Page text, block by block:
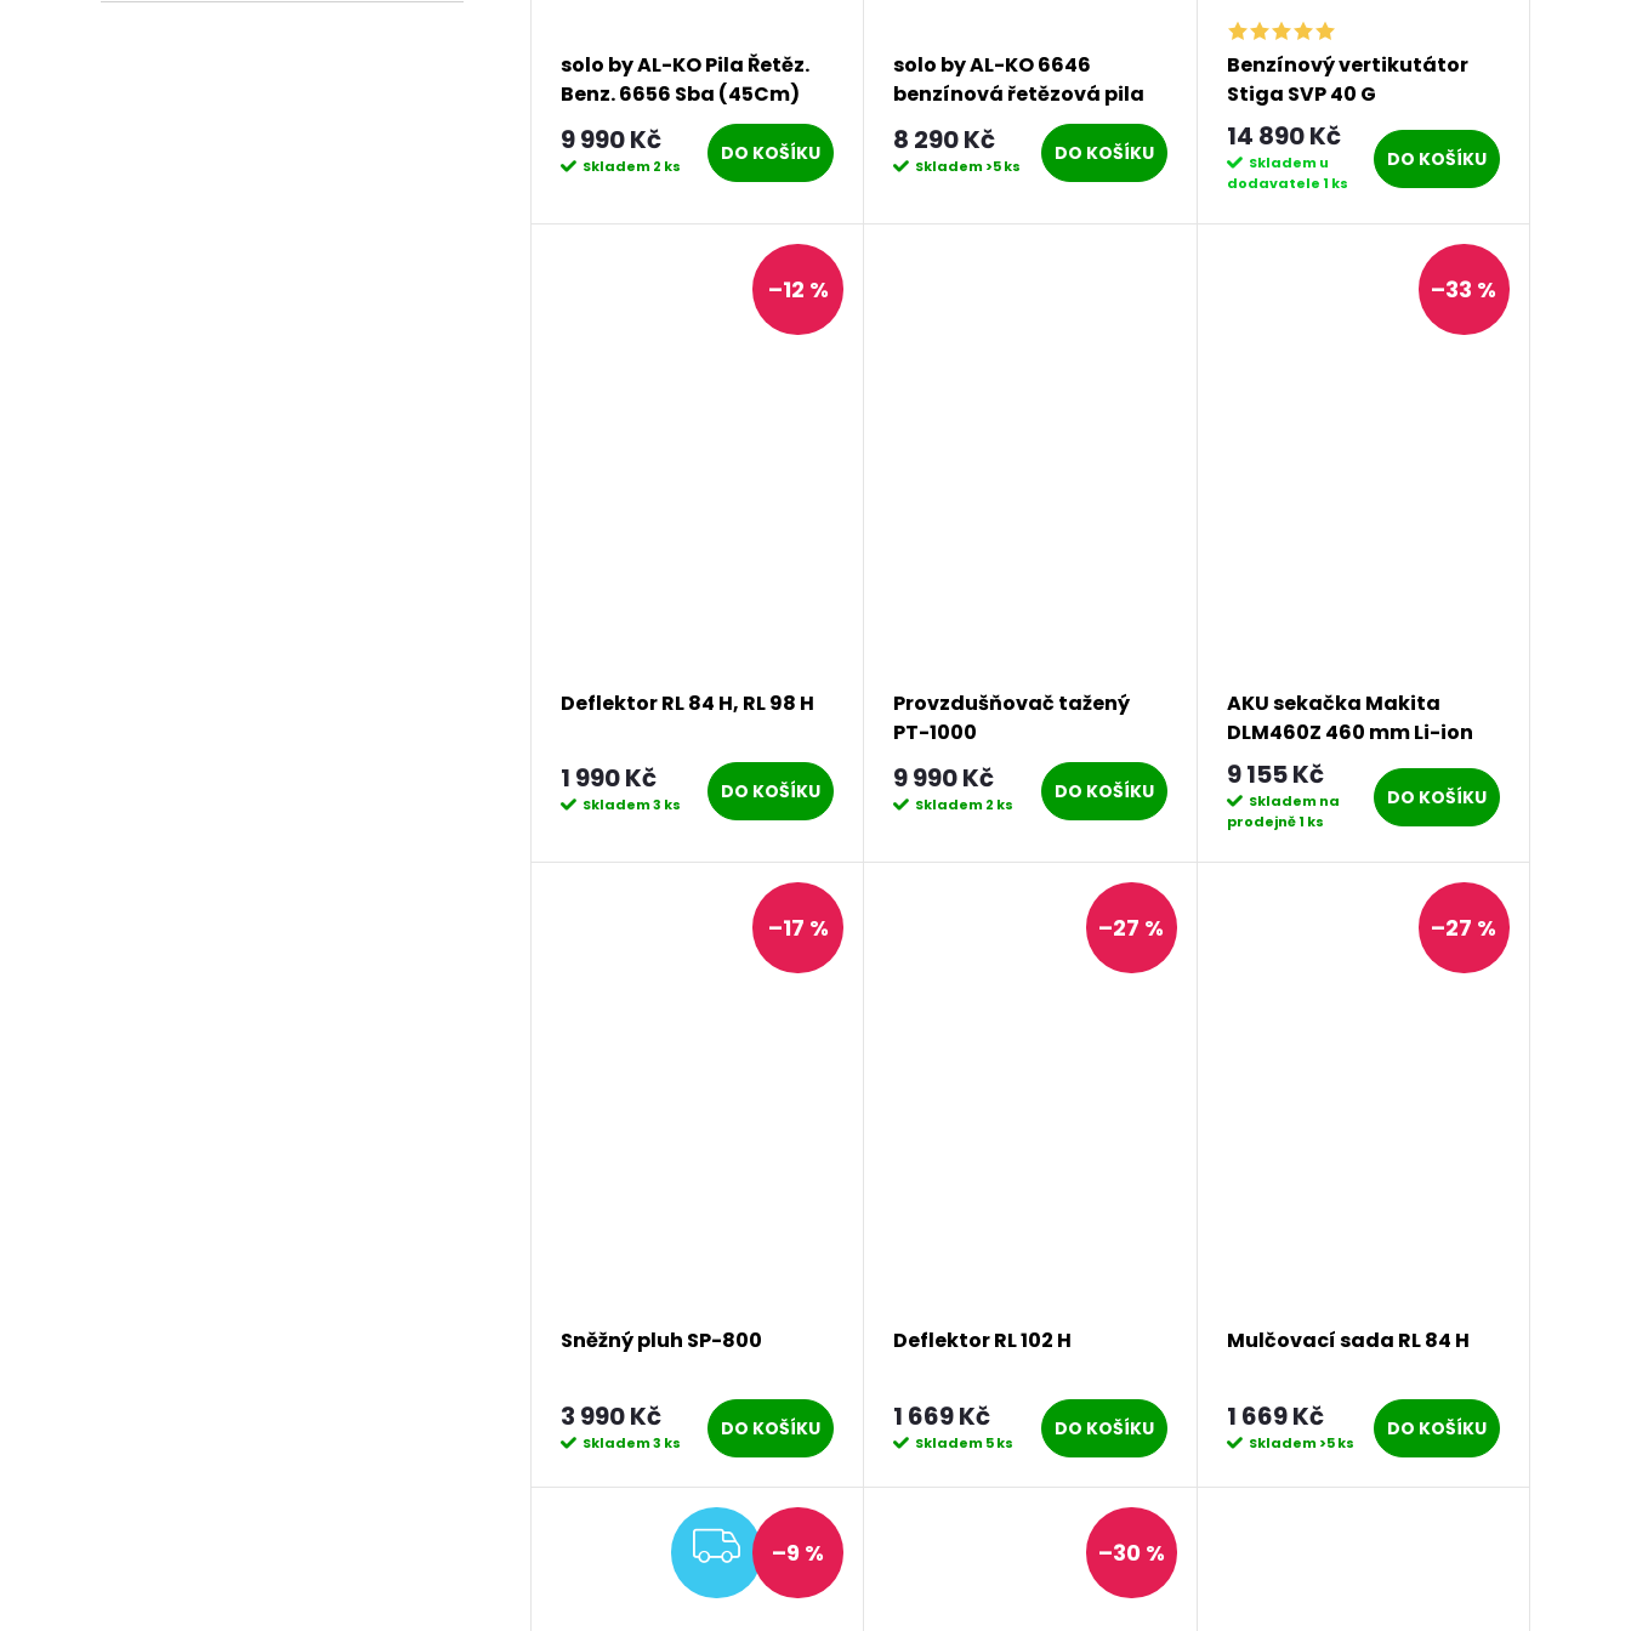
solo by AL-KO Pila Řetěz.
Benz. 6656 Sba (45Cm)
9 990 Kč
Skladem2 ks
DO KOŠÍKU
solo by AL-KO 6646
benzínová řetězová pila
8 290 Kč
Skladem>5 ks
DO KOŠÍKU
Benzínový vertikutátor
Stiga SVP 40 G
14 890 Kč
Skladem u
dodavatele1 ks
DO KOŠÍKU
–12 %
Deflektor RL 84 H, RL 98 H
1 990 Kč
Skladem3 ks
DO KOŠÍKU
Provzdušňovač tažený
PT-1000
9 990 Kč
Skladem2 ks
DO KOŠÍKU
–33 %
AKU sekačka Makita
DLM460Z 460 mm Li-ion
9 155 Kč
Skladem na
prodejně1 ks
DO KOŠÍKU
–17 %
Sněžný pluh SP-800
3 990 Kč
Skladem3 ks
DO KOŠÍKU
–27 %
Deflektor RL 102 H
1 669 Kč
Skladem5 ks
DO KOŠÍKU
–27 %
Mulčovací sada RL 84 H
1 669 Kč
Skladem>5 ks
DO KOŠÍKU
ZDARMA
–9 % –30 %